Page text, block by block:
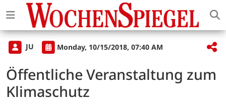
JU Monday, 10/15/2018, 07:40 AM
Öffentliche Veranstaltung zum
Klimaschutz